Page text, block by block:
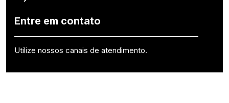
Entre em contato
Utilize nossos canais de atendimento.